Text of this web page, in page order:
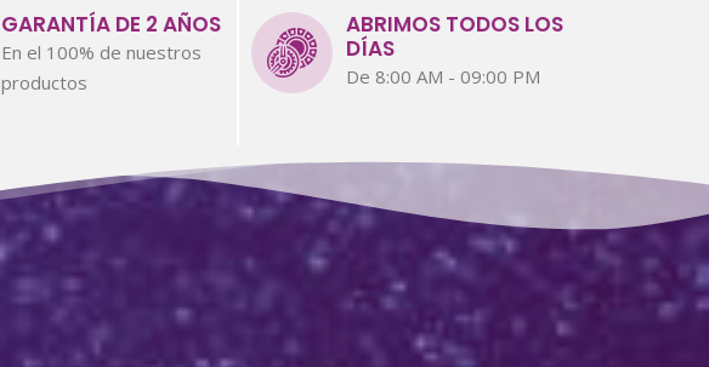
GARANTÍA DE 2 AÑOS
En el 100% de nuestros
productos
ABRIMOS TODOS LOS
DÍAS
De 8:00 AM - 09:00 PM